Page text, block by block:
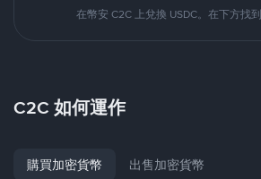
在幣安 C2C 上兌換 USDC。在下方找
C2C 如何運作
購買加密貨幣 出售加密貨幣